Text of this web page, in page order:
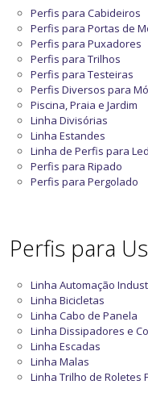
Perfis para Cabideiros
Perfis para Portas de
Perfis para Puxadores
Perfis para Trilhos
Perfis para Testeiras
Perfis Diversos para
Piscina, Praia e Jardim
Linha Divisórias
Linha Estandes
Linha de Perfis para Led
Perfis para Ripado
Perfis para Pergolado
Perfis para
Linha Automação
Linha Bicicletas
Linha Cabo de Panela
Linha Dissipadores e
Linha Escadas
Linha Malas
Linha Trilho de Roletes